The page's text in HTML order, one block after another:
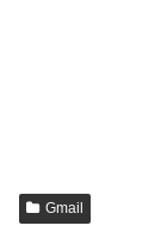
Gmail